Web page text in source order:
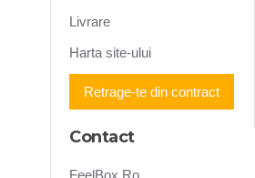
Livrare
Harta site-ului
Retrage-te din contract
Contact